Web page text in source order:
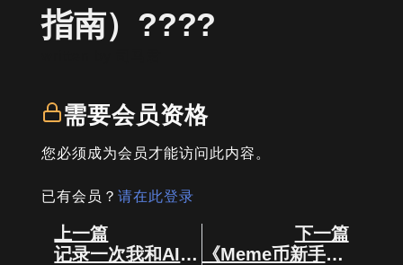
指南）????
需要会员资格
您必须成为会员才能访问此内容。
已有会员？ 请在此登录
Prev
上一篇
记录一次我和AI聊天关于MEME的过程！
下一篇
《Meme币新手玩家入门指南》